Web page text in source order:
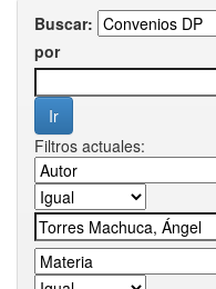
Buscar:
por
Filtros actuales: